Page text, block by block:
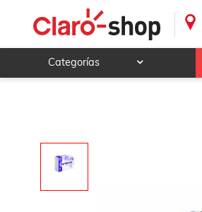
Categorías
Hogar y jardín
Deportes y ocio